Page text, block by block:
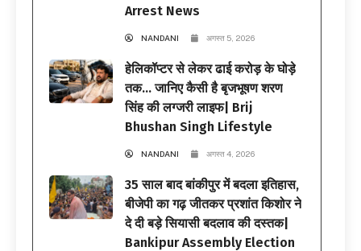
Arrest News
NANDANI अगस्त 5, 2026
हेलिकॉप्टर से लेकर ढाई करोड़ के घोड़े
तक… जानिए कैसी है बृजभूषण शरण
सिंह की लग्जरी लाइफ| Brij
Bhushan Singh Lifestyle
NANDANI अगस्त 4, 2026
35 साल बाद बांकीपुर में बदला इतिहास,
बीजेपी का गढ़ जीतकर प्रशांत किशोर ने
दे दी बड़े सियासी बदलाव की दस्तक|
Bankipur Assembly Election